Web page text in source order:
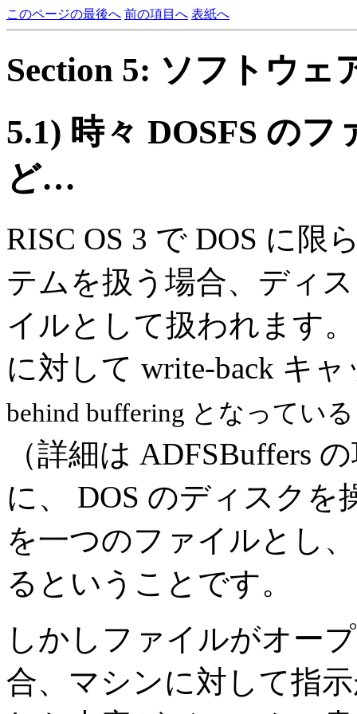
このページの最後へ 前の項目へ 表紙へ
Section 5: ソフトウェ
5.1) 時々 DOSFS の
ど…
RISC OS 3 で DOS に限
テムを扱う場合、ディ
イルとして扱われます
に対して write-back キ
behind buffering となってい
（詳細は ADFSBuffers
に、 DOS のディスク
を一つのファイルとし
るということです。
しかしファイルがオー
合、マシンに対して指